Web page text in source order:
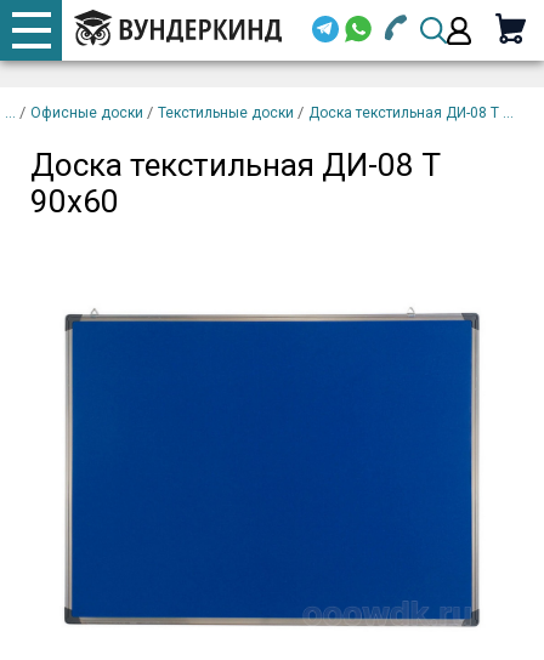
+7 920 668-08-98
+7 920 668-08-98
Email
Т 90х60
корзину
/ Офисные доски / Текстильные доски / Доска текстильная ДИ-08 Т ...
Доска текстильная ДИ-08 Т
90х60